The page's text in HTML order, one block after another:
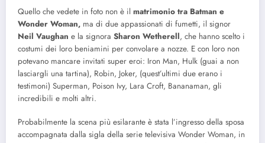
Quello che vedete in foto non è il matrimonio tra Batman e
Wonder Woman, ma di due appassionati di fumetti, il signor
Neil Vaughan e la signora Sharon Wetherell, che hanno scelto i
costumi dei loro beniamini per convolare a nozze. E con loro non
potevano mancare invitati super eroi: Iron Man, Hulk (guai a non
lasciargli una tartina), Robin, Joker, (quest’ultimi due erano i
testimoni) Superman, Poison Ivy, Lara Croft, Bananaman, gli
incredibili e molti altri.
Probabilmente la scena più esilarante è stata l’ingresso della sposa
accompagnata dalla sigla della serie televisiva Wonder Woman, in